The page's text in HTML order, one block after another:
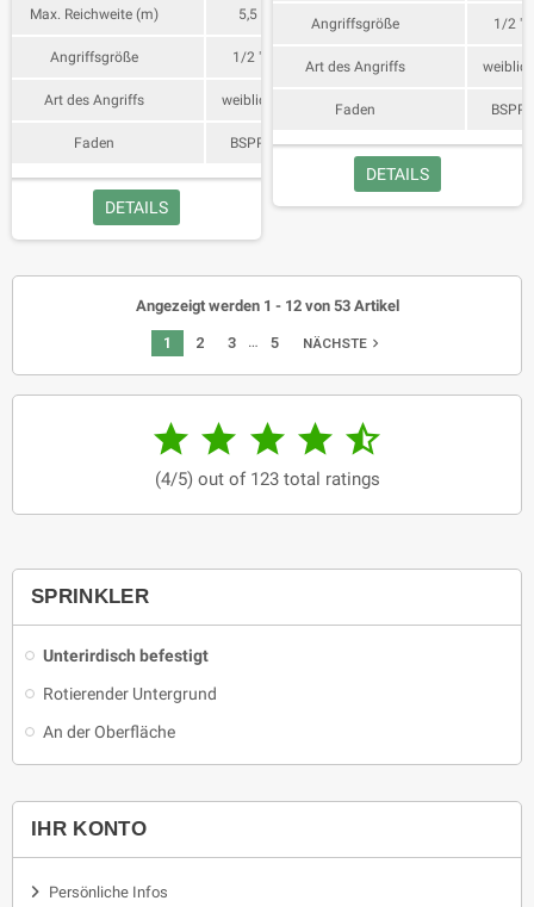
SPRINKLER
Unterirdisch befestigt
Rotierender Untergrund
An der Oberfläche
IHR KONTO
Persönliche Infos
Max. Reichweite (m) 5,5
Angriffsgröße 1/2 "
Art des Angriffs weiblich
Faden BSPP
DETAILS
Angriffsgröße 1/2 "
Art des Angriffs weiblich
Faden BSPP
DETAILS
Angezeigt werden 1 - 12 von 53 Artikel
1 2 3 … 5 NÄCHSTEnavigate_next
    
(4/5) out of 123 total ratings